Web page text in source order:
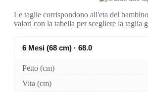
Le taglie corrispondono all'eta del
valori con la tabella per scegliere la taglia
6 Mesi (68 cm) · 68.0
Petto (cm)
Vita (cm)